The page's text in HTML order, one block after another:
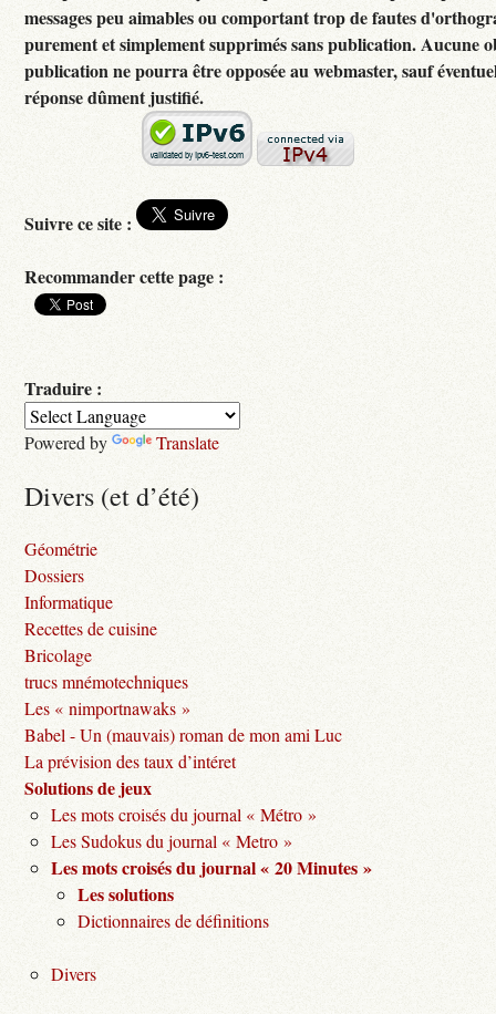
messages peu aimables ou comportant trop de fautes
purement et simplement supprimés sans publication. Aucune
publication ne pourra être opposée au webmaster, sauf
réponse dûment justifié.
Suivre ce site :
Recommander cette page :
Traduire :
Powered by Translate
Divers (et d’été)
Géométrie
Dossiers
Informatique
Recettes de cuisine
Bricolage
trucs mnémotechniques
Les « nimportnawaks »
Babel - Un (mauvais) roman de mon ami Luc
La prévision des taux d’intéret
Solutions de jeux
Les mots croisés du journal « Métro »
Les Sudokus du journal « Metro »
Les mots croisés du journal « 20 Minutes »
Les solutions
Dictionnaires de définitions
Divers